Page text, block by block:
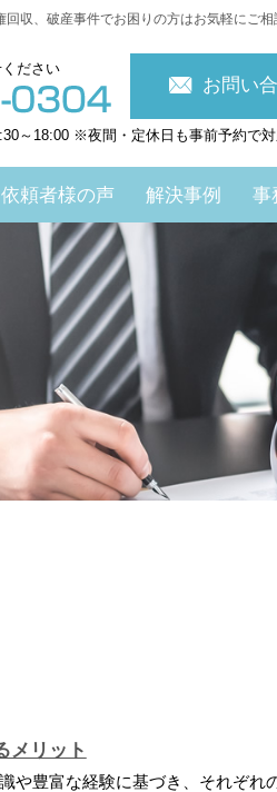
収、破産事件でお困りの方はお気軽にご相
ださい
お問い
～18:00 ※夜間・定休日も事前予約で対
依頼者様の声 解決事例 事
メリット
や豊富な経験に基づき、それぞれ